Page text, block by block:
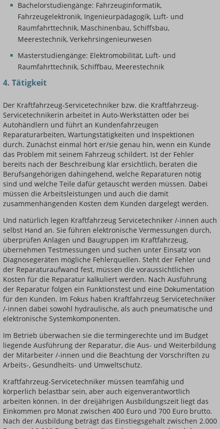
Bachelorstudiengänge: Fahrzeuginformatik,
Fahrzeugelektronik, Ingenieurpädagogik, Luft- und
Raumfahrttechnik, Maschinenbau, Schiffsbau,
Meerestechnik, Verkehrsingenieurwesen
Masterstudiengänge: Elektromobilität, Luft- und
Raumfahrttechnik, Schiffbau, Meerestechnik
4. Tätigkeit
Der Kraftfahrzeug-Servicetechniker bzw. die Kraftfahrzeug-
Servicetechnikerin arbeitet in Auto-Werkstätten oder bei
Autohändlern und führt an Kundenfahrzeugen
Reparaturarbeiten, Wartungstätigkeiten und Inspektionen
durch. Zunächst einmal hört er/sie genau hin, wenn ein Kunde
das Problem mit seinem Fahrzeug schildert. Ist der Fehler
bereits nach der Beschreibung klar ersichtlich, beraten die
Berufsangehörigen dahingehend, welche Reparaturen nötig
sind und welche Teile dafür getauscht werden müssen. Dabei
müssen die Arbeitsleistungen und auch die damit
zusammenhängenden Kosten dem Kunden dargelegt werden.
Und natürlich legen Kraftfahrzeug Servicetechniker /-innen auch
selbst Hand an. Sie führen elektronische Vermessungen durch,
überprüfen Anlagen und Baugruppen im Kraftfahrzeug,
übernehmen Testmessungen und suchen unter Einsatz von
Diagnosegeräten mögliche Fehlerquellen. Steht der Fehler und
der Reparaturaufwand fest, müssen die voraussichtlichen
Kosten für die Reparatur kalkuliert werden. Nach Ausführung
der Reparatur folgen ein Funktionstest und eine Dokumentation
für den Kunden. Im Fokus haben Kraftfahrzeug Servicetechniker
/-innen dabei sowohl hydraulische, als auch pneumatische und
elektronische Systemkomponenten.
Im Betrieb überwachen sie die termingerechte und im Budget
liegende Ausführung der Reparatur, die Aus- und Weiterbildung
der Mitarbeiter /-innen und die Beachtung der Vorschriften zu
Arbeits-, Gesundheits- und Umweltschutz.
Kraftfahrzeug-Servicetechniker müssen teamfähig und
körperlich belastbar sein, aber auch eigenverantwortlich
arbeiten können. In der dreijährigen Ausbildungszeit liegt das
Einkommen pro Monat zwischen 400 Euro und 700 Euro brutto.
Nach der Ausbildung beträgt das Einstiegsgehalt zwischen 2.000